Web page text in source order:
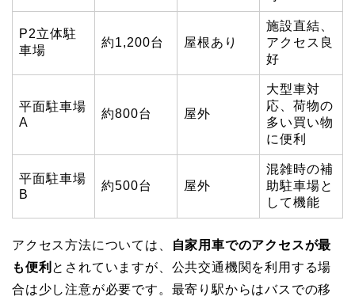
P2立体駐
車場
約1,200台 屋根あり
施設直結、
アクセス良
好
平面駐車場
A
約800台 屋外
大型車対
応、荷物の
多い買い物
に便利
平面駐車場
B
約500台 屋外
混雑時の補
助駐車場と
して機能
アクセス方法については、
自家用車でのアクセスが最
も便利 とされていますが、公共交通機関を利用する場
合は少し注意が必要です。最寄り駅からはバスでの移